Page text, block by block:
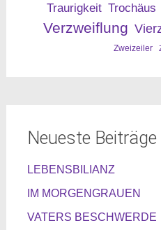
Traurigkeit Trochäus
Verzweiflung
Zweizeiler
Neueste Beiträge
LEBENSBILIANZ
IM MORGENGRAUEN
VATERS BESCHWERDE